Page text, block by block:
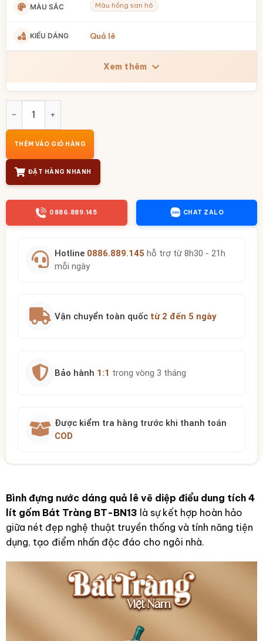
MÀU SẮC Màu hồng san hô
KIỂU DÁNG Quả lê
Xem thêm
THÊM VÀO GIỎ HÀNG
ĐẶT HÀNG NHANH
0886.889.145 CHAT ZALO
Hotline 0886.889.145 hỗ trợ từ 8h30 - 21h
mỗi ngày
Vận chuyển toàn quốc từ 2 đến 5 ngày
Bảo hành 1:1 trong vòng 3 tháng
Được kiểm tra hàng trước khi thanh toán
COD
Bình đựng nước dáng quả lê vẽ diệp điểu dung tích 4
lít gốm Bát Tràng BT-BN13 là sự kết hợp hoàn hảo
giữa nét đẹp nghệ thuật truyền thống và tính năng tiện
dụng, tạo điểm nhấn độc đáo cho ngôi nhà.